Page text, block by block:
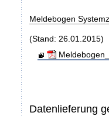
Meldebogen
(Stand: 26.01.2015)
Datenlieferung